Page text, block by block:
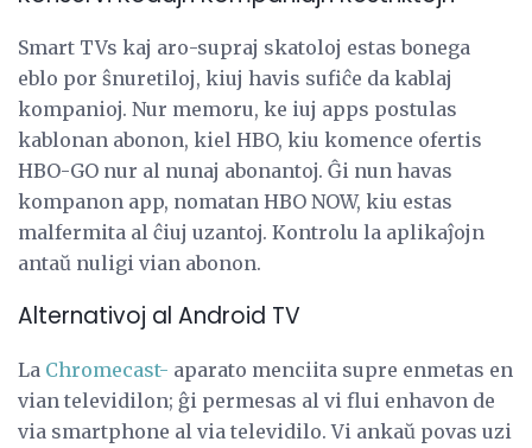
Smart TVs kaj aro-supraj skatoloj estas bonega
eblo por ŝnuretiloj, kiuj havis sufiĉe da kablaj
kompanioj. Nur memoru, ke iuj apps postulas
kablonan abonon, kiel HBO, kiu komence ofertis
HBO-GO nur al nunaj abonantoj. Ĝi nun havas
kompanon app, nomatan HBO NOW, kiu estas
malfermita al ĉiuj uzantoj. Kontrolu la aplikaĵojn
antaŭ nuligi vian abonon.
Alternativoj al Android TV
La Chromecast- aparato menciita supre enmetas en
vian televidilon; ĝi permesas al vi flui enhavon de
via smartphone al via televidilo. Vi ankaŭ povas uzi